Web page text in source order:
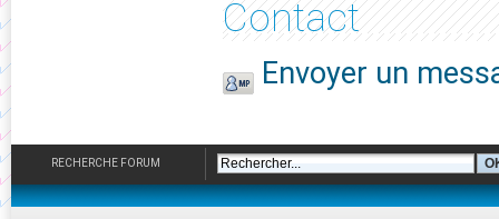
Contact
Envoyer un
RECHERCHE FORUM